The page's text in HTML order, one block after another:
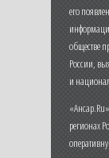
его
обществе
России,
и
регионах